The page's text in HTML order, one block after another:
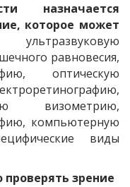
назначается
которое может
ультразвуковую
равновесия,
оптическую
визометрию,
компьютерную
виды
зрение